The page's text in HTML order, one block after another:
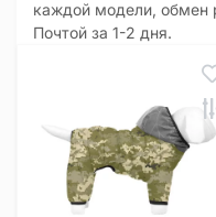
каждой модели, обмен
Почтой за 1-2 дня.